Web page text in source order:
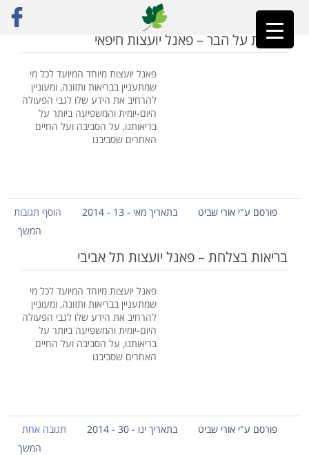
ראשי»פאנל יועצות
בריאות על הבר – פאנל יועצות חיפאי
פאנל יועצות מיוחד המיועד לכל מי
שמתעניין בבריאות ותזונה, ומעוניין
להרחיב את הידע שלו לגבי הפעולה
היום-יומית והמשפיעה ביותר על
בריאותנו, על הסביבה ועל החיים
האחרים שסביבנו
פורסם ע"י אורי שביט בתאריך מאי - 13 - 2014
הוסף תגובות
המשך
בריאות בצלחת – פאנל יועצות תל אביבי
פאנל יועצות מיוחד המיועד לכל מי
שמתעניין בבריאות ותזונה, ומעוניין
להרחיב את הידע שלו לגבי הפעולה
היום-יומית והמשפיעה ביותר על
בריאותנו, על הסביבה ועל החיים
האחרים שסביבנו
פורסם ע"י אורי שביט בתאריך ינו - 30 - 2014
תגובה אחת
המשך